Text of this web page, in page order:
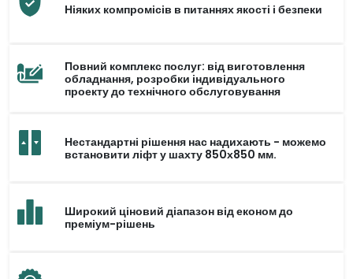
Ніяких компромісів в питаннях якості і безпеки
Повний комплекс послуг: від виготовлення
обладнання, розробки індивідуального
проекту до технічного обслуговування
Нестандартні рішення нас надихають - можемо
встановити ліфт у шахту 850х850 мм.
Широкий ціновий діапазон від економ до
преміум-рішень